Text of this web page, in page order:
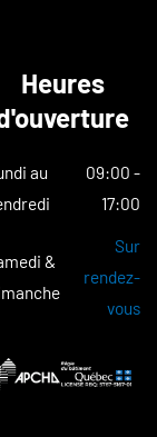
Heures
au
09:00 -
17:00
&
Sur
rendez-
vous